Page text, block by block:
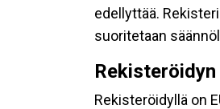
edellyttää.
suoritetaan
Rekisteröidyllä on